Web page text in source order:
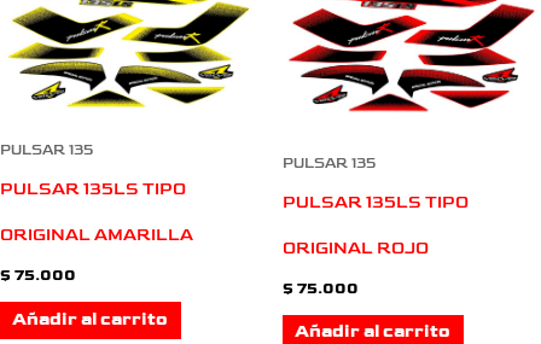
PULSAR 135
PULSAR 135LS TIPO
ORIGINAL AMARILLA
$ 75.000
Añadir al carrito
PULSAR 135
PULSAR 135LS TIPO
ORIGINAL ROJO
$ 75.000
Añadir al carrito